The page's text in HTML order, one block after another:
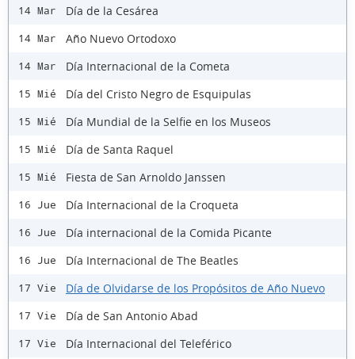
14 Mar Día de la Cesárea
14 Mar Año Nuevo Ortodoxo
14 Mar Día Internacional de la Cometa
15 Mié Día del Cristo Negro de Esquipulas
15 Mié Día Mundial de la Selfie en los Museos
15 Mié Día de Santa Raquel
15 Mié Fiesta de San Arnoldo Janssen
16 Jue Día Internacional de la Croqueta
16 Jue Día internacional de la Comida Picante
16 Jue Día Internacional de The Beatles
17 Vie Día de Olvidarse de los Propósitos de Año Nuevo
17 Vie Día de San Antonio Abad
17 Vie Día Internacional del Teleférico